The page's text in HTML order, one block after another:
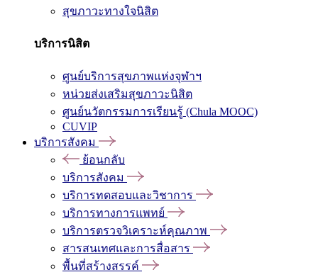
สุขภาวะทางใจนิสิต
บริการนิสิต
ศูนย์บริการสุขภาพแห่งจุฬาฯ
หน่วยส่งเสริมสุขภาวะนิสิต
ศูนย์นวัตกรรมการเรียนรู้ (Chula MOOC)
CUVIP
บริการสังคม
ย้อนกลับ
บริการสังคม
บริการทดสอบและวิชาการ
บริการทางการแพทย์
บริการตรวจวิเคราะห์คุณภาพ
สารสนเทศและการสื่อสาร
พื้นที่สร้างสรรค์